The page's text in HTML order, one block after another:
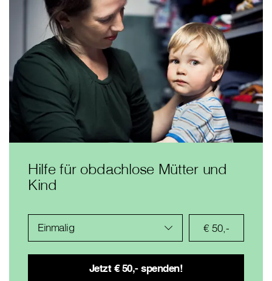
Hilfe für obdachlose Mütter und
Kind
Einmalig